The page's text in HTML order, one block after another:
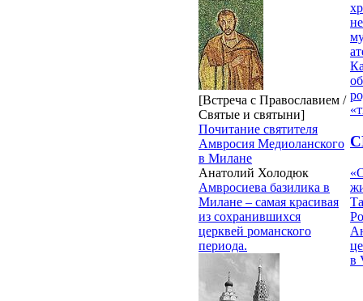
[Встреча с Православием /
Святые и святыни]
Почитание святителя
Амвросия Медиоланского
в Милане
Анатолий Холодюк
Амвросиева базилика в
Милане – самая красивая
из сохранившихся
церквей романского
периода.
в